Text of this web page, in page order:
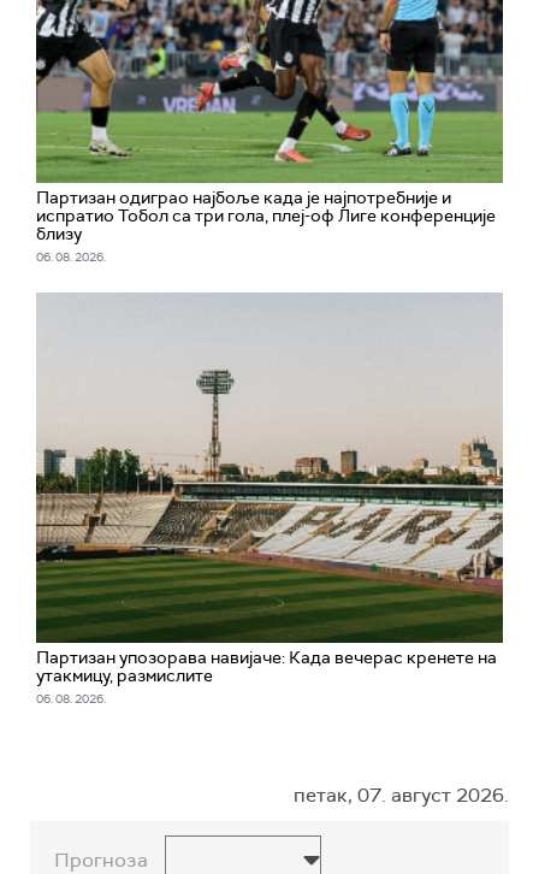
Партизан одиграо најбоље када је најпотребније и
испратио Тобол са три гола, плеј-оф Лиге конференције
близу
06. 08. 2026.
Партизан упозорава навијаче: Када вечерас кренете на
утакмицу, размислите
06. 08. 2026.
петак, 07. август 2026.
Прогноза